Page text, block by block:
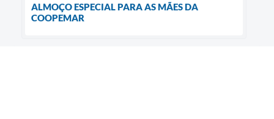
ALMOÇO ESPECIAL PARA AS MÃES DA
COOPEMAR